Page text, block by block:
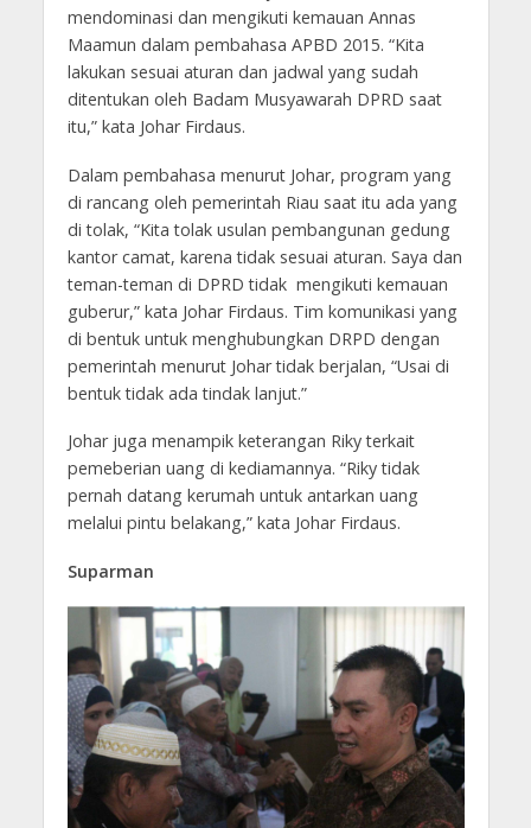
mendominasi dan mengikuti kemauan Annas
Maamun dalam pembahasa APBD 2015. “Kita
lakukan sesuai aturan dan jadwal yang sudah
ditentukan oleh Badam Musyawarah DPRD saat
itu,” kata Johar Firdaus.
Dalam pembahasa menurut Johar, program yang
di rancang oleh pemerintah Riau saat itu ada yang
di tolak, “Kita tolak usulan pembangunan gedung
kantor camat, karena tidak sesuai aturan. Saya dan
teman-teman di DPRD tidak mengikuti kemauan
guberur,” kata Johar Firdaus. Tim komunikasi yang
di bentuk untuk menghubungkan DRPD dengan
pemerintah menurut Johar tidak berjalan, “Usai di
bentuk tidak ada tindak lanjut.”
Johar juga menampik keterangan Riky terkait
pemeberian uang di kediamannya. “Riky tidak
pernah datang kerumah untuk antarkan uang
melalui pintu belakang,” kata Johar Firdaus.
Suparman